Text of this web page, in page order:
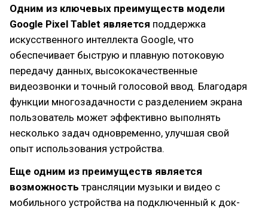
Одним из ключевых преимуществ модели
Google Pixel Tablet является поддержка
искусственного интеллекта Google, что
обеспечивает быструю и плавную потоковую
передачу данных, высококачественные
видеозвонки и точный голосовой ввод. Благодаря
функции многозадачности с разделением экрана
пользователь может эффективно выполнять
несколько задач одновременно, улучшая свой
опыт использования устройства.
Еще одним из преимуществ является
возможность трансляции музыки и видео с
мобильного устройства на подключенный к док-